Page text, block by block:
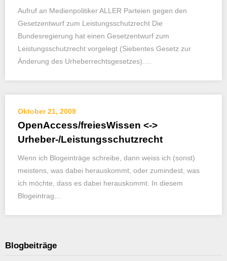
Aufruf an Medienpolitiker ALLER Parteien gegen den
Gesetzentwurf zum Leistungsschutzrecht Die
Bundesregierung hat einen Gesetzentwurf zum
Leistungsschutzrecht vorgelegt (Siebentes Gesetz zur
Änderung des Urheberrechtsgesetzes)….
Oktober 21, 2009
OpenAccess/freiesWissen <->
Urheber-/Leistungsschutzrecht
Wenn ich Blogeinträge schreibe, dann weiss ich (sonst)
meistens, was dabei herauskommt, oder zumindest, was
ich möchte, dass es dabei herauskommt. In diesem
Blogeintrag…
Blogbeiträge